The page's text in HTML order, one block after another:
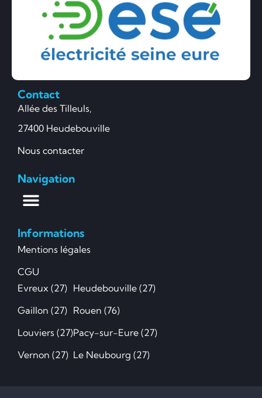
Contact
Allée des Tilleuls,
27400 Heudebouville
Nous contacter
Navigation
Informations
Mentions légales
CGU
Evreux (27)
Gaillon (27)
Louviers (27)
Vernon (27)
Heudebouville (27)
Rouen (76)
Pacy-sur-Eure (27)
Le Neubourg (27)